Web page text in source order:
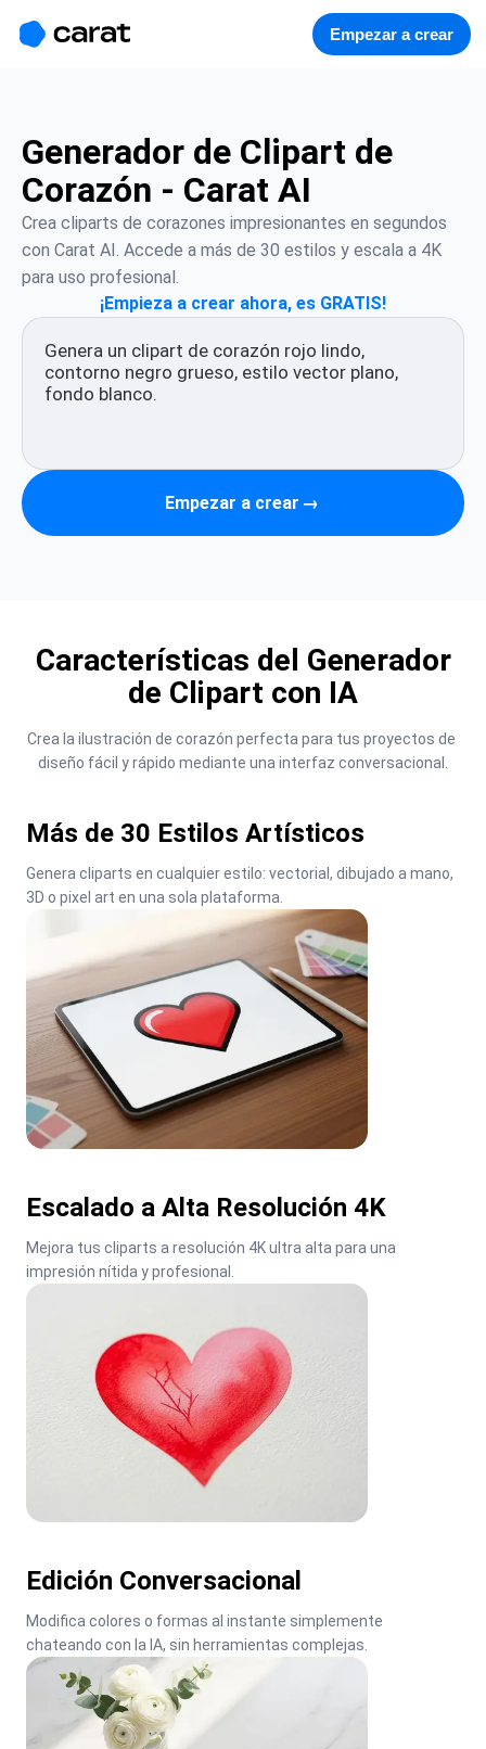
Empezar a crear
Generador de Clipart de
Corazón - Carat AI
Crea cliparts de corazones impresionantes en segundos
con Carat AI. Accede a más de 30 estilos y escala a 4K
para uso profesional.
¡Empieza a crear ahora, es GRATIS!
Empezar a crear →
Características del Generador
de Clipart con IA
Crea la ilustración de corazón perfecta para tus proyectos de
diseño fácil y rápido mediante una interfaz conversacional.
Más de 30 Estilos Artísticos
Genera cliparts en cualquier estilo: vectorial, dibujado a mano,
3D o pixel art en una sola plataforma.
Escalado a Alta Resolución 4K
Mejora tus cliparts a resolución 4K ultra alta para una
impresión nítida y profesional.
Edición Conversacional
Modifica colores o formas al instante simplemente
chateando con la IA, sin herramientas complejas.